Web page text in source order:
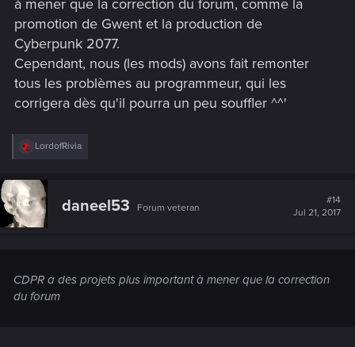
à mener que la correction du forum, comme la
promotion de Gwent et la production de
Cyberpunk 2077.
Cependant, nous (les mods) avons fait remonter
tous les problèmes au programmeur, qui les
corrigera dès qu'il pourra un peu souffler ^^'
R
c
t
i
o
LordofRivia
daneel53 Forum veteran
#14
Jul 21, 2017
CDPR a des projets plus important à mener que la correction
du forum